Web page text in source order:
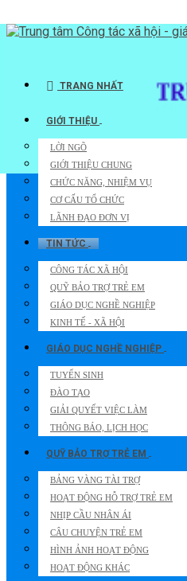
TRANG NHẤT
GIỚI THIỆU
LỜI NGÕ
GIỚI THIỆU CHUNG
CHỨC NĂNG, NHIỆM VỤ
CƠ CẤU TỔ CHỨC
LÃNH ĐẠO ĐƠN VỊ
TIN TỨC
CÔNG TÁC XÃ HỘI
QUỸ BẢO TRỢ TRẺ EM
GIÁO DỤC NGHỀ NGHIỆP
KINH TẾ - XÃ HỘI
GIÁO DỤC NGHỀ NGHIỆP
TUYỂN SINH
ĐÀO TẠO
GIẢI QUYẾT VIỆC LÀM
THÔNG BÁO, LỊCH HỌC
QUỸ BẢO TRỢ TRẺ EM
BẢNG VÀNG TÀI TRỢ
HOẠT ĐỘNG HỖ TRỢ TRẺ EM
NHỊP CẦU NHÂN ÁI
CÂU CHUYỆN TRẺ EM
HÌNH ẢNH HOẠT ĐỘNG
HOẠT ĐỘNG KHÁC